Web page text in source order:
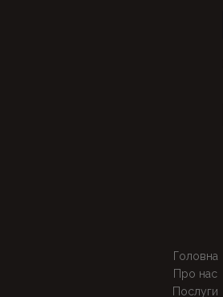
Головна
Про нас
Послуги